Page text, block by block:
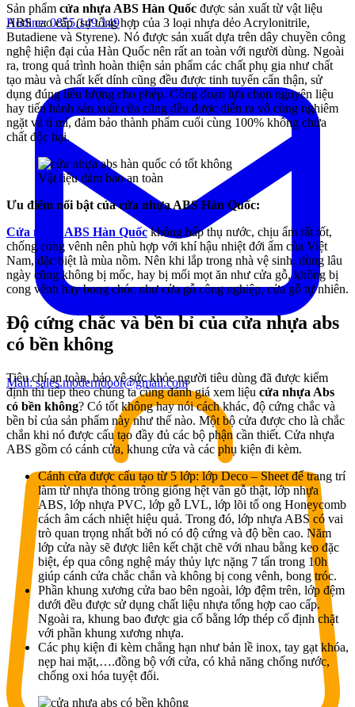
Hotline:0855.149.149
Mail:sales.moderndoor@gmail.com
Sản phẩm cửa nhựa ABS Hàn Quốc được sản xuất từ vật liệu
ABS cao cấp (sự tổng hợp của 3 loại nhựa dẻo Acrylonitrile,
Butadiene và Styrene). Nó được sản xuất dựa trên dây chuyền công
nghệ hiện đại của Hàn Quốc nên rất an toàn với người dùng. Ngoài
ra, trong quá trình hoàn thiện sản phẩm các chất phụ gia như chất
tạo màu và chất kết dính cũng đều được tinh tuyển cẩn thận, sử
dụng đúng liều lượng cho phép. Công đoạn lựa chọn nguyên liệu
hay tiến hành sản xuất cửa cũng đều được diễn ra vô cùng nghiêm
ngặt và tỉ mỉ, đảm bảo thành phẩm cuối cùng 100% không chứa
chất độc hại.
Vật liệu đảm bảo an toàn
Ưu điểm nổi bật của cửa nhựa ABS Hàn Quốc:
Cửa nhựa ABS Hàn Quốckhông hấp thụ nước, chịu ẩm rất tốt,
chống cong vênh nên phù hợp với khí hậu nhiệt đới ẩm của Việt
Nam, đặc biệt là mùa nồm. Nên khi lắp trong nhà vệ sinh, dùng lâu
ngày cũng không bị mốc, hay bị mối mọt ăn như cửa gỗ, không bị
cong vênh hay bong chóc như cửa gỗ công nghiệp, cửa gỗ tự nhiên.
Độ cứng chắc và bền bỉ của cửa nhựa abs
có bền không
Tiêu chí an toàn, bảo vệ sức khỏe người tiêu dùng đã được kiểm
định thì tiếp theo chúng ta cùng đánh giá xem liệu cửa nhựa Abs
có bền không? Có tốt không hay nói cách khác, độ cứng chắc và
bền bỉ của sản phẩm này như thế nào. Một bộ cửa được cho là chắc
chắn khi nó được cấu tạo đầy đủ các bộ phận cần thiết. Cửa nhựa
ABS gồm có cánh cửa, khung cửa và các phụ kiện đi kèm.
Cánh cửa được cấu tạo từ 5 lớp: lớp Deco – Sheet để trang trí
làm từ nhựa thông trông giống hệt vân gỗ thật, lớp nhựa
ABS, lớp nhựa PVC, lớp gỗ LVL, lớp lõi tổ ong Honeycomb
cách âm cách nhiệt hiệu quả. Trong đó, lớp nhựa ABS có vai
trò quan trọng nhất bởi nó có độ cứng và độ bền cao. Năm
lớp cửa này sẽ được liên kết chặt chẽ với nhau bằng keo đặc
biệt, ép qua công nghệ máy thủy lực nặng 7 tấn trong 10h
giúp cánh cửa chắc chắn và không bị cong vênh, bong tróc.
Phần khung xương cửa bao bên ngoài, lớp đệm trên, lớp đệm
dưới đều được sử dụng chất liệu nhựa tổng hợp cao cấp.
Ngoài ra, khung bao được gia cố bằng lớp thép cố định chặt
với phần khung xương nhựa.
Các phụ kiện đi kèm chẳng hạn như bản lề inox, tay gạt khóa,
nẹp hai mặt,….đồng bộ với cửa, có khả năng chống nước,
chống oxi hóa tuyệt đối.